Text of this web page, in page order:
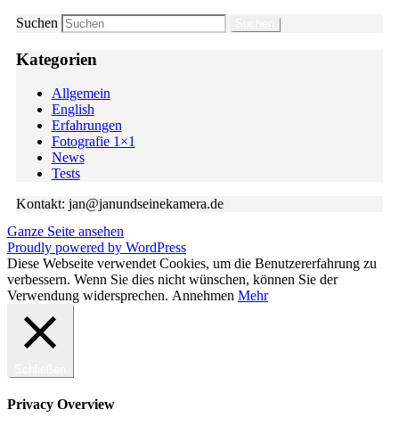
Suchen
Kategorien
Allgemein
English
Erfahrungen
Fotografie 1×1
News
Tests
Kontakt: jan@janundseinekamera.de
Ganze Seite ansehen
Proudly powered by WordPress
Diese Webseite verwendet Cookies, um die Benutzererfahrung zu
verbessern. Wenn Sie dies nicht wünschen, können Sie der
Verwendung widersprechen. Annehmen Mehr
Privacy Overview